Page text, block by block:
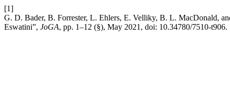
[1]
G. D. Bader, B. Forrester, L. Ehlers, E. Velliky, B. L. MacDonald,
Eswatini”, JoGA, pp. 1–12 (§), May 2021, doi: 10.34780/7510-t906.